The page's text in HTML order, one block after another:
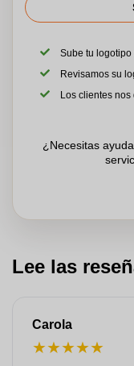
Sube tu
Revisamos su
Los clientes
¿Necesitas
Lee las
Carola
★★★★★